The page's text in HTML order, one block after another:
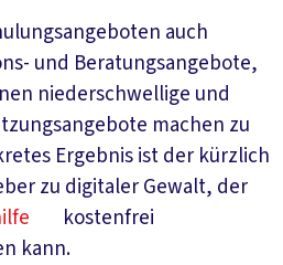
auch
und Beratungsangebote,
niederschwellige und
machen zu
Ergebnis ist der kürzlich
zu digitaler Gewalt, der
kostenfrei
kann.